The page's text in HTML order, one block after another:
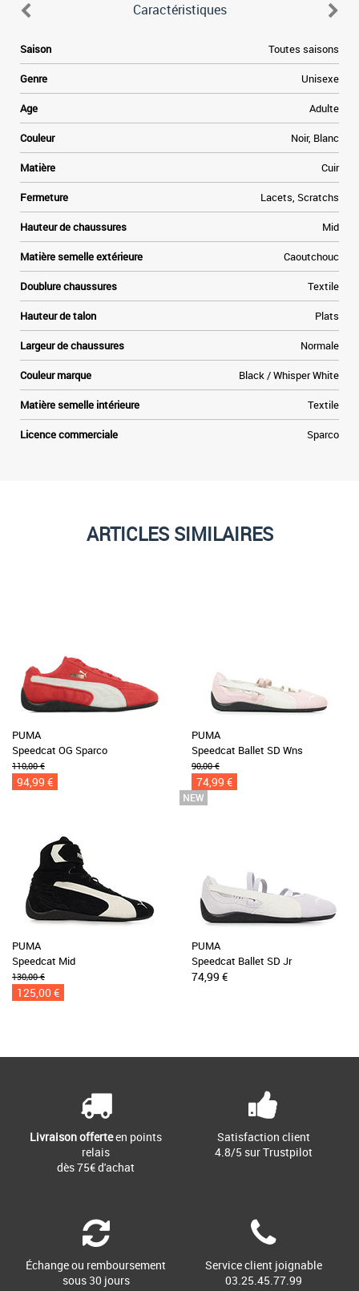
Caractéristiques
Saison Toutes saisons
Genre Unisexe
Age Adulte
Couleur Noir, Blanc
Matière Cuir
Fermeture Lacets, Scratchs
Hauteur de chaussures Mid
Matière semelle extérieure Caoutchouc
Doublure chaussures Textile
Hauteur de talon Plats
Largeur de chaussures Normale
Couleur marque Black / Whisper White
Matière semelle intérieure Textile
Licence commerciale Sparco
ARTICLES SIMILAIRES
PUMA
Speedcat OG Sparco
110,00 €
94,99 €
PUMA
Speedcat Ballet SD Wns
90,00 €
74,99 €
PUMA
Speedcat Mid
130,00 €
125,00 €
PUMA
Speedcat Ballet SD Jr
74,99 €
Livraison offerteen points
relais
dès 75€ d'achat
Satisfaction client
4.8/5 sur Trustpilot
Échange ou remboursement
sous 30 jours
Service client joignable
03.25.45.77.99